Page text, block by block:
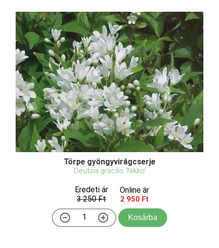
Törpe gyöngyvirágcserje
Deutzia gracilis 'Nikko'
Eredeti ár
3 250 Ft
Online ár
2 950 Ft
Kosárba